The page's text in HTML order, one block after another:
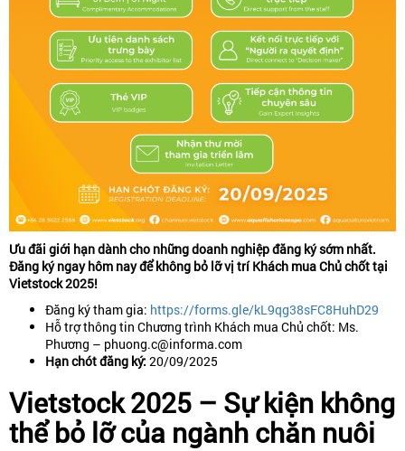
Ưu đãi giới hạn dành cho những doanh nghiệp đăng ký sớm nhất.
Đăng ký ngay hôm nay để không bỏ lỡ vị trí Khách mua Chủ chốt tại
Vietstock 2025!
Đăng ký tham gia: https://forms.gle/kL9qg38sFC8HuhD29
Hỗ trợ thông tin Chương trình Khách mua Chủ chốt: Ms.
Phương – phuong.c@informa.com
Hạn chót đăng ký: 20/09/2025
Vietstock 2025 – Sự kiện không
thể bỏ lỡ của ngành chăn nuôi